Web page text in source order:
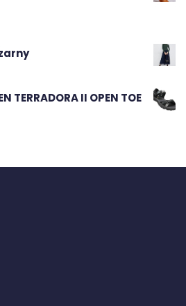
TERRADORA II OPEN TOE